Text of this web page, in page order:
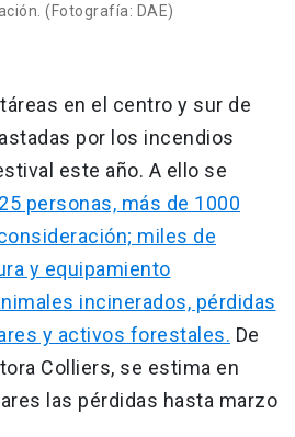
(Fotografía: DAE)
en el centro y sur de
por los incendios
este año. A ello se
personas, más de 1000
miles de
y equipamiento
incinerados, pérdidas
y activos forestales. De
Colliers, se estima en
las pérdidas hasta marzo